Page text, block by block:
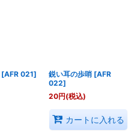
[AFR 021] 鋭い耳の歩哨 [AFR
022]
20円(税込)
カートに入れる